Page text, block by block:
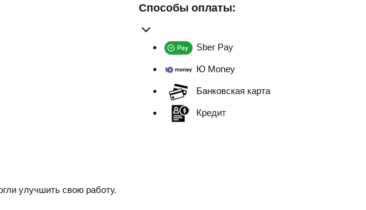
улучшить свою работу.
Способы оплаты:
Sber Pay
Ю Money
Банковская карта
Кредит